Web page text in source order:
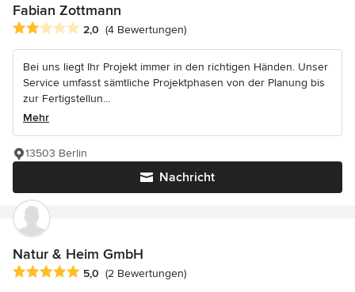
Fabian Zottmann
Durchschnittliche Bewertung: 2 von 5 Sternen
2,0 (4 Bewertungen)
Bei uns liegt Ihr Projekt immer in den richtigen Händen. Unser
Service umfasst sämtliche Projektphasen von der Planung bis
zur Fertigstellun...
Mehr
Nachricht
13503 Berlin
Natur & Heim GmbH
Durchschnittliche Bewertung: 5 von 5 Sternen
5,0 (2 Bewertungen)